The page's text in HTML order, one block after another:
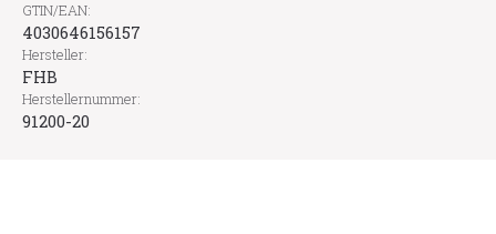
GTIN/EAN:
4030646156157
Hersteller:
FHB
Herstellernummer:
91200-20